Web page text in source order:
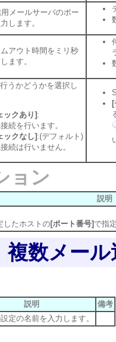
用メールサーバのポー
します。
アウト時間をミリ秒
ます。
うかどうかを選択し
ックあり]:
続を行います。
ックなし]:(デフォルト)
続は行いません。
ョン
説明
したホストの[ポート番号] で指
複数メール
説明
備考
定の名前を入力します。